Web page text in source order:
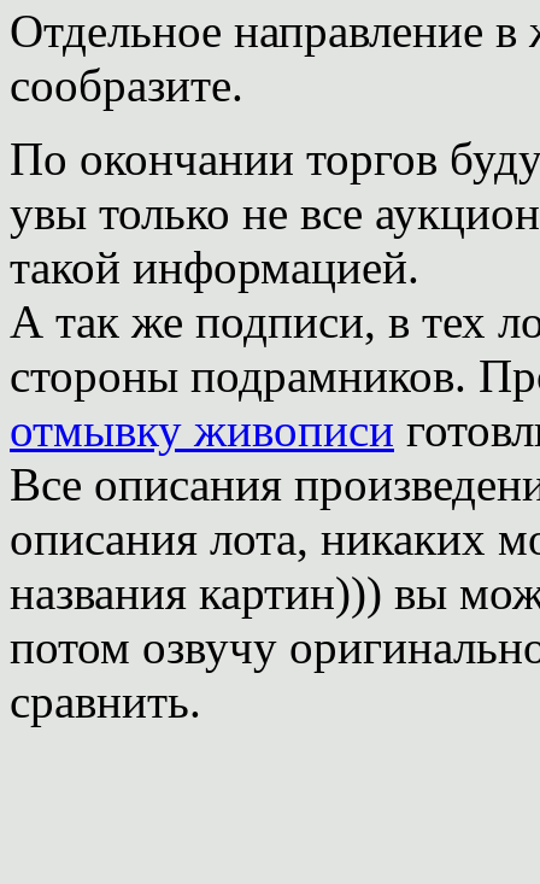
Отдельное направление
сообразите.
По окончании торгов
увы только не все
такой информацией.
А так же подписи, в тех
стороны подрамников.
отмывку живописи
Все описания
описания лота, никаких
названия картин))) вы
потом озвучу
сравнить.